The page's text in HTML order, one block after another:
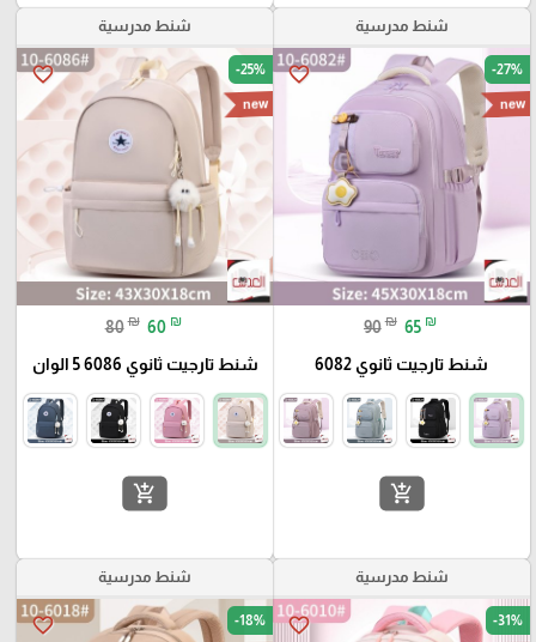
شنط مدرسية
favorite_border -27%
new
90 ₪ 65 ₪
شنط تارجيت ثانوي 6082
add_shopping_cart
شنط مدرسية
favorite_border -25%
new
80 ₪ 60 ₪
شنط تارجيت ثانوي 6086 5 الوان
add_shopping_cart
شنط مدرسية
favorite_border -31%
شنط مدرسية
favorite_border -18%